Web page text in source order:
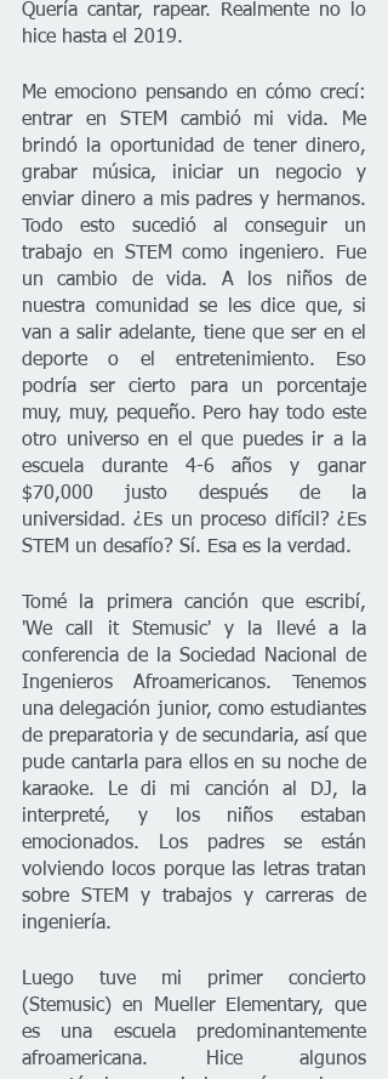
Quería cantar, rapear. Realmente no lo
hice hasta el 2019.
Me emociono pensando en cómo crecí:
entrar en STEM cambió mi vida. Me
brindó la oportunidad de tener dinero,
grabar música, iniciar un negocio y
enviar dinero a mis padres y hermanos.
Todo esto sucedió al conseguir un
trabajo en STEM como ingeniero. Fue
un cambio de vida. A los niños de
nuestra comunidad se les dice que, si
van a salir adelante, tiene que ser en el
deporte o el entretenimiento. Eso
podría ser cierto para un porcentaje
muy, muy, pequeño. Pero hay todo este
otro universo en el que puedes ir a la
escuela durante 4-6 años y ganar
$70,000 justo después de la
universidad. ¿Es un proceso difícil? ¿Es
STEM un desafío? Sí. Esa es la verdad.
Tomé la primera canción que escribí,
'We call it Stemusic' y la llevé a la
conferencia de la Sociedad Nacional de
Ingenieros Afroamericanos. Tenemos
una delegación junior, como estudiantes
de preparatoria y de secundaria, así que
pude cantarla para ellos en su noche de
karaoke. Le di mi canción al DJ, la
interpreté, y los niños estaban
emocionados. Los padres se están
volviendo locos porque las letras tratan
sobre STEM y trabajos y carreras de
ingeniería.
Luego tuve mi primer concierto
(Stemusic) en Mueller Elementary, que
es una escuela predominantemente
afroamericana. Hice algunos